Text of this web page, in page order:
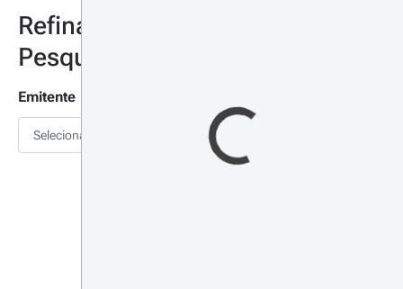
Refinar
Pesquisa
Emitente
Selecionar